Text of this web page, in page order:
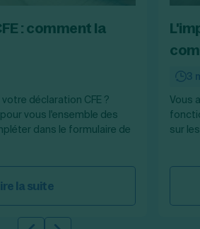
: comment la
déclaration CFE ?
vous l'ensemble des
dans le formulaire de
la suite
3
Vous
sur